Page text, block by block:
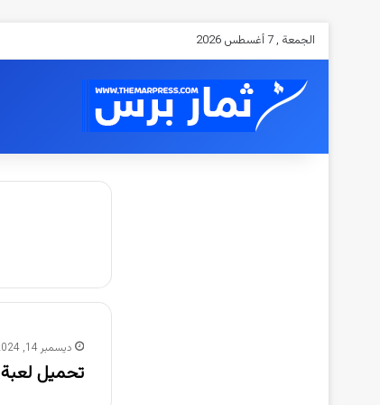
الجمعة , 7 أغسطس 2026
ديسمبر 14, 2024
تحميل لعبة sigma battle royale سيجما باتل رويال 2023